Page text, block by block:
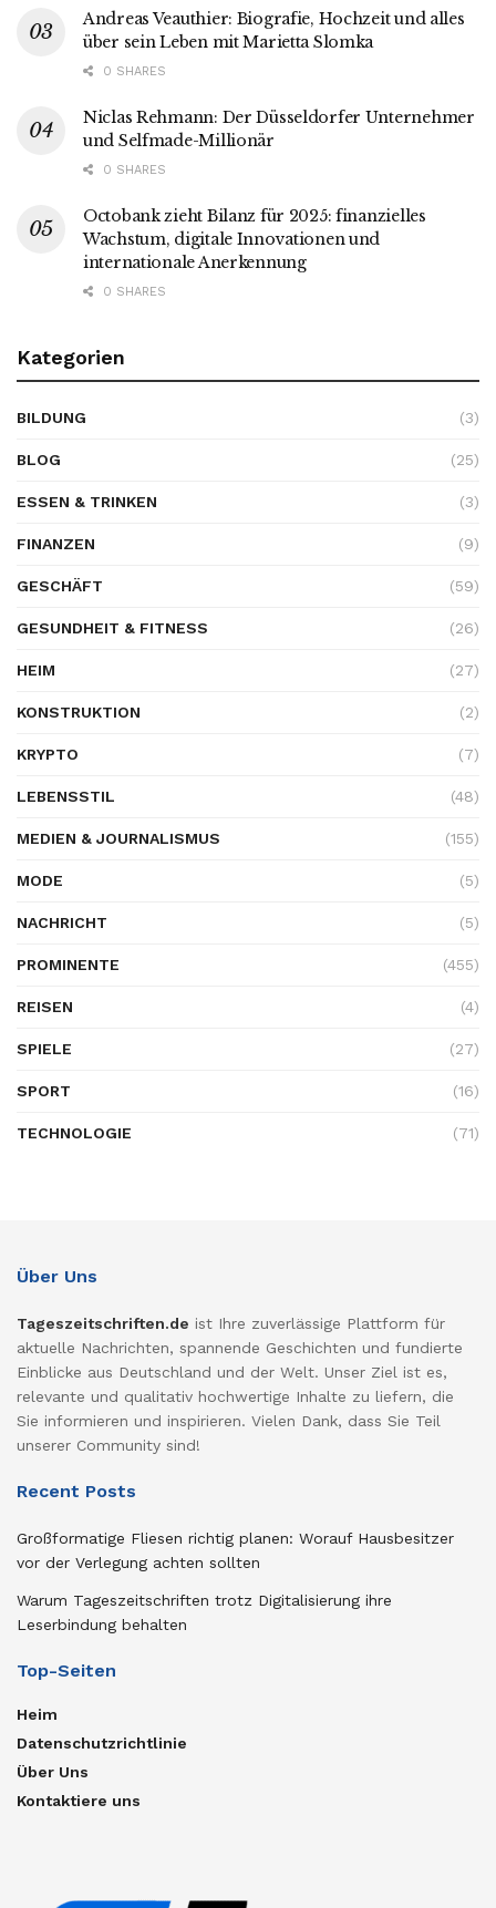
Andreas Veauthier: Biografie, Hochzeit und alles
über sein Leben mit Marietta Slomka
0 SHARES
Niclas Rehmann: Der Düsseldorfer Unternehmer
und Selfmade-Millionär
0 SHARES
Octobank zieht Bilanz für 2025: finanzielles
Wachstum, digitale Innovationen und
internationale Anerkennung
0 SHARES
Kategorien
BILDUNG (3)
BLOG (25)
ESSEN & TRINKEN (3)
FINANZEN (9)
GESCHÄFT (59)
GESUNDHEIT & FITNESS (26)
HEIM (27)
KONSTRUKTION (2)
KRYPTO (7)
LEBENSSTIL (48)
MEDIEN & JOURNALISMUS (155)
MODE (5)
NACHRICHT (5)
PROMINENTE (455)
REISEN (4)
SPIELE (27)
SPORT (16)
TECHNOLOGIE (71)
Über Uns
Tageszeitschriften.de ist Ihre zuverlässige Plattform für
aktuelle Nachrichten, spannende Geschichten und fundierte
Einblicke aus Deutschland und der Welt. Unser Ziel ist es,
relevante und qualitativ hochwertige Inhalte zu liefern, die
Sie informieren und inspirieren. Vielen Dank, dass Sie Teil
unserer Community sind!
Recent Posts
Großformatige Fliesen richtig planen: Worauf Hausbesitzer
vor der Verlegung achten sollten
Warum Tageszeitschriften trotz Digitalisierung ihre
Leserbindung behalten
Top-Seiten
Heim
Datenschutzrichtlinie
Über Uns
Kontaktiere uns